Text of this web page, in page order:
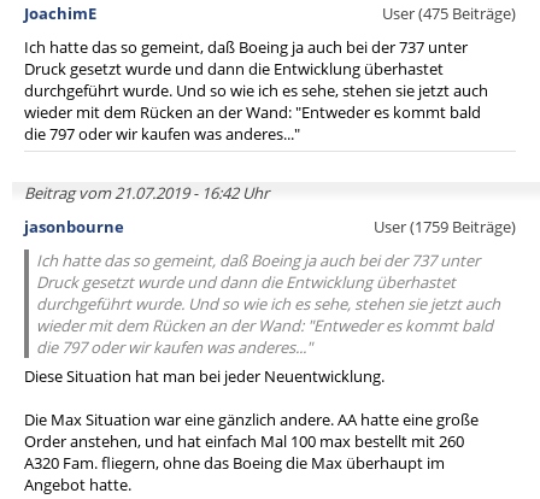
JoachimE
User (475 Beiträge)
Ich hatte das so gemeint, daß Boeing ja auch bei der 737 unter
Druck gesetzt wurde und dann die Entwicklung überhastet
durchgeführt wurde. Und so wie ich es sehe, stehen sie jetzt auch
wieder mit dem Rücken an der Wand: "Entweder es kommt bald
die 797 oder wir kaufen was anderes..."
Beitrag vom 21.07.2019 - 16:42 Uhr
jasonbourne
User (1759 Beiträge)
Ich hatte das so gemeint, daß Boeing ja auch bei der 737 unter
Druck gesetzt wurde und dann die Entwicklung überhastet
durchgeführt wurde. Und so wie ich es sehe, stehen sie jetzt auch
wieder mit dem Rücken an der Wand: "Entweder es kommt bald
die 797 oder wir kaufen was anderes..."
Diese Situation hat man bei jeder Neuentwicklung.
Die Max Situation war eine gänzlich andere. AA hatte eine große
Order anstehen, und hat einfach Mal 100 max bestellt mit 260
A320 Fam. fliegern, ohne das Boeing die Max überhaupt im
Angebot hatte.